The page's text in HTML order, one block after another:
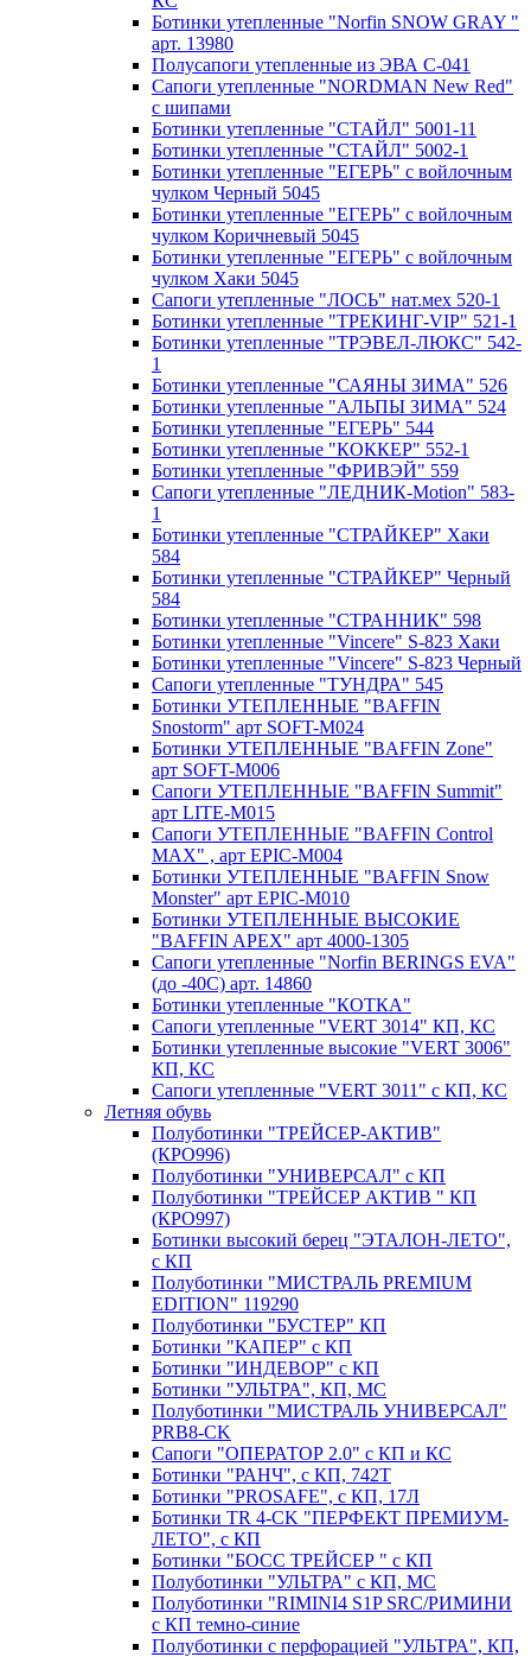
Ботинки утепленные "Norfin SNOW GRAY "
арт. 13980
Полусапоги утепленные из ЭВА С-041
Сапоги утепленные "NORDMAN New Red"
с шипами
Ботинки утепленные "СТАЙЛ" 5001-11
Ботинки утепленные "СТАЙЛ" 5002-1
Ботинки утепленные "ЕГЕРЬ" с войлочным
чулком Черный 5045
Ботинки утепленные "ЕГЕРЬ" с войлочным
чулком Коричневый 5045
Ботинки утепленные "ЕГЕРЬ" с войлочным
чулком Хаки 5045
Сапоги утепленные "ЛОСЬ" нат.мех 520-1
Ботинки утепленные "ТРЕКИНГ-VIP" 521-1
Ботинки утепленные "ТРЭВЕЛ-ЛЮКС" 542-
1
Ботинки утепленные "САЯНЫ ЗИМА" 526
Ботинки утепленные "АЛЬПЫ ЗИМА" 524
Ботинки утепленные "ЕГЕРЬ" 544
Ботинки утепленные "КОККЕР" 552-1
Ботинки утепленные "ФРИВЭЙ" 559
Сапоги утепленные "ЛЕДНИК-Motion" 583-
1
Ботинки утепленные "СТРАЙКЕР" Хаки
584
Ботинки утепленные "СТРАЙКЕР" Черный
584
Ботинки утепленные "СТРАННИК" 598
Ботинки утепленные "Vincere" S-823 Хаки
Ботинки утепленные "Vincere" S-823 Черный
Сапоги утепленные "ТУНДРА" 545
Ботинки УТЕПЛЕННЫЕ "BAFFIN
Snostorm" арт SOFT-M024
Ботинки УТЕПЛЕННЫЕ "BAFFIN Zone"
арт SOFT-M006
Сапоги УТЕПЛЕННЫЕ "BAFFIN Summit"
арт LITE-M015
Сапоги УТЕПЛЕННЫЕ "BAFFIN Control
MAX" , арт EPIC-M004
Ботинки УТЕПЛЕННЫЕ "BAFFIN Snow
Monster" арт EPIC-M010
Ботинки УТЕПЛЕННЫЕ ВЫСОКИЕ
"BAFFIN APEX" арт 4000-1305
Сапоги утепленные "Norfin BERINGS EVA"
(до -40С) арт. 14860
Ботинки утепленные "КОТКА"
Сапоги утепленные "VERT 3014" КП, КС
Ботинки утепленные высокие "VERT 3006"
КП, КС
Сапоги утепленные "VERT 3011" с КП, КС
Летняя обувь
Полуботинки "ТРЕЙСЕР-АКТИВ"
(КРО996)
Полуботинки "УНИВЕРСАЛ" с КП
Полуботинки "ТРЕЙСЕР АКТИВ " КП
(КРО997)
Ботинки высокий берец "ЭТАЛОН-ЛЕТО",
с КП
Полуботинки "МИСТРАЛЬ PREMIUM
EDITION" 119290
Полуботинки "БУСТЕР" КП
Ботинки "КАПЕР" с КП
Ботинки "ИНДЕВОР" с КП
Ботинки "УЛЬТРА", КП, МС
Полуботинки "МИСТРАЛЬ УНИВЕРСАЛ"
PRB8-CK
Сапоги "ОПЕРАТОР 2.0" с КП и КС
Ботинки "РАНЧ", с КП, 742Т
Ботинки "PROSAFE", с КП, 17Л
Ботинки TR 4-CK "ПЕРФЕКТ ПРЕМИУМ-
ЛЕТО", с КП
Ботинки "БОСС ТРЕЙСЕР " с КП
Полуботинки "УЛЬТРА" с КП, МС
Полуботинки "RIMINI4 S1P SRC/РИМИНИ
с КП темно-синие
Полуботинки с перфорацией "УЛЬТРА", КП,